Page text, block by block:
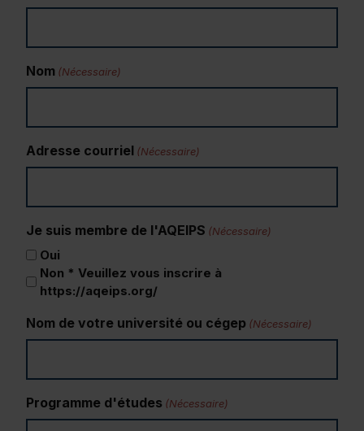
Nom (Nécessaire)
Adresse courriel (Nécessaire)
Je suis membre de l'AQEIPS (Nécessaire)
Oui
Non * Veuillez vous inscrire à
https://aqeips.org/
Nom de votre université ou cégep (Nécessaire)
Programme d'études (Nécessaire)